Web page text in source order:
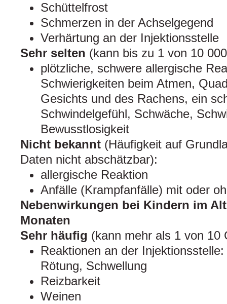
Schüttelfrost
Schmerzen in der Achselgegend
Verhärtung an der Injektionsstelle
Sehr selten (kann bis zu 1 von 10
plötzliche, schwere allergische
Schwierigkeiten beim Atmen,
Gesichts und des Rachens, ein
Schwindelgefühl, Schwäche,
Bewusstlosigkeit
Nicht bekannt (Häufigkeit auf
Daten nicht abschätzbar):
allergische Reaktion
Anfälle (Krampfanfälle) mit oder
Nebenwirkungen bei Kindern im
Monaten
Sehr häufig (kann mehr als 1 von 10
Reaktionen an der
Rötung, Schwellung
Reizbarkeit
Weinen